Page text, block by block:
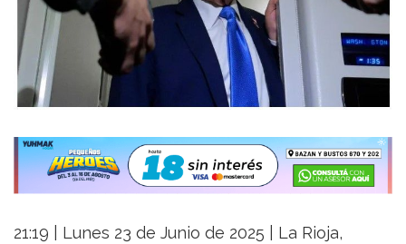
21:19 | Lunes 23 de Junio de 2025 | La Rioja,